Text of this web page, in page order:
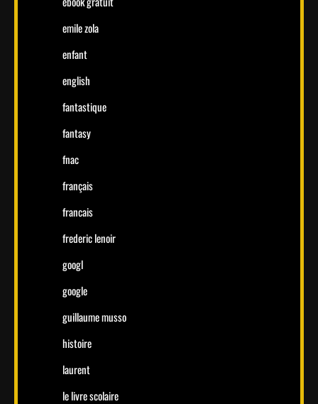
emile zola
enfant
english
fantastique
fantasy
fnac
français
francais
frederic lenoir
googl
google
guillaume musso
histoire
laurent
le livre scolaire